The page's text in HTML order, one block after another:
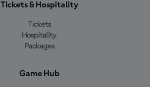
Tickets & Hospitality
Tickets
Hospitality
Packages
Game Hub